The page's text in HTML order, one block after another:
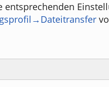
entsprechenden